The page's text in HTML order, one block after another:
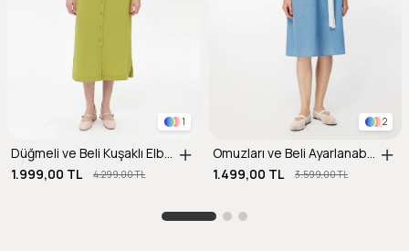
1
Düğmeli ve Beli Kuşaklı Elbise-Y.YEŞİLİ
1.999,00 TL
4.299,00 TL
2
Omuzları ve Beli Ayarlanabilir İp Detaylı Keten Elbise-MAVİ
1.499,00 TL
3.599,00 TL